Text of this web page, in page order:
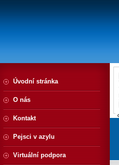
Úvodní stránka
O nás
Kontakt
Pejsci v azylu
Virtuální podpora